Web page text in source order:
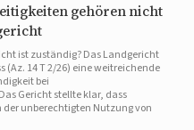
gehören nicht
ist zuständig? Das Landgericht
14 T 2/26) eine weitreichende
bei
Gericht stellte klar, dass
unberechtigten Nutzung von